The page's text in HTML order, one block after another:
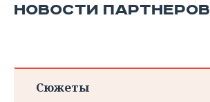
НОВОСТИ ПАРТНЕРОВ
Сюжеты